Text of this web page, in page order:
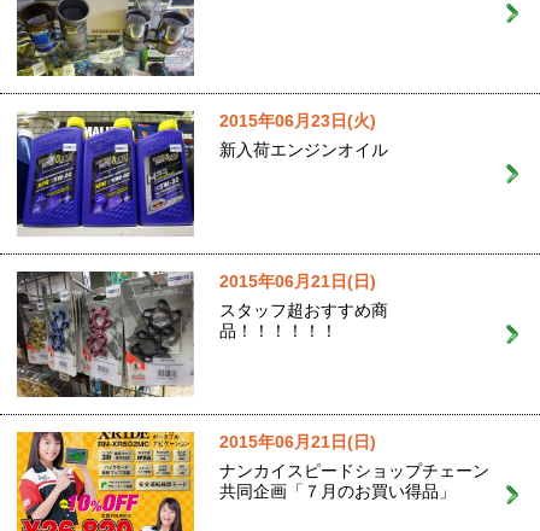
2015年06月23日(火)
新入荷エンジンオイル
2015年06月21日(日)
スタッフ超おすすめ商
品！！！！！！
2015年06月21日(日)
ナンカイスピードショップチェーン
共同企画「７月のお買い得品」